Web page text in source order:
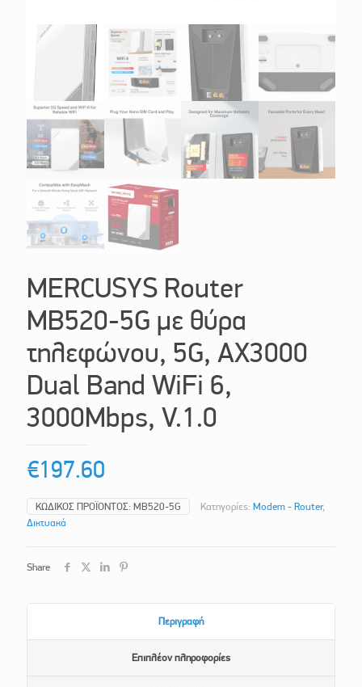
MERCUSYS Router
MB520-5G με θύρα
τηλεφώνου, 5G, AX3000
Dual Band WiFi 6,
3000Mbps, V.1.0
€197.60
ΚΩΔΙΚΌΣ ΠΡΟΪΌΝΤΟΣ: MB520-5G Κατηγορίες: Modem - Router,
Δικτυακά
Share
Περιγραφή
Επιπλέον πληροφορίες